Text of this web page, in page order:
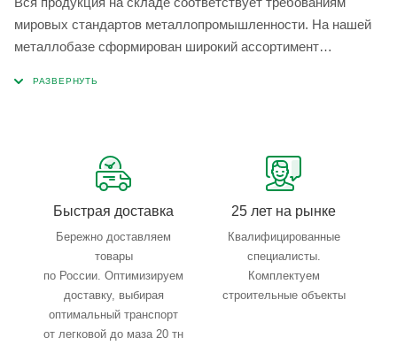
мировых стандартов металлопромышленности. На нашей
металлобазе сформирован широкий ассортимент
Быстрая доставка
Бережно доставляем
товары
по России. Оптимизируем
доставку, выбирая
оптимальный транспорт
от легковой до маза 20 тн
25 лет на рынке
Квалифицированные
специалисты.
Комплектуем
строительные объекты